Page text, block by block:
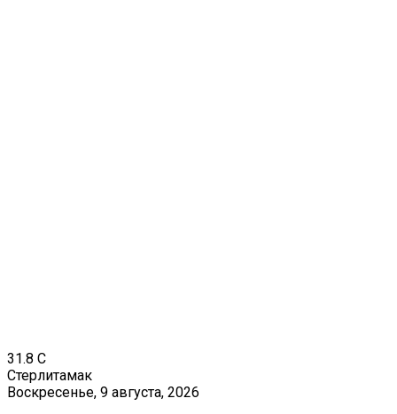
31.8 C
Стерлитамак
Воскресенье, 9 августа, 2026